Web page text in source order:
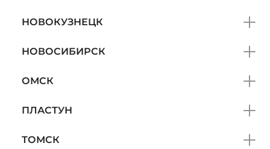
НОВОКУЗНЕЦК
НОВОСИБИРСК
ОМСК
ПЛАСТУН
ТОМСК